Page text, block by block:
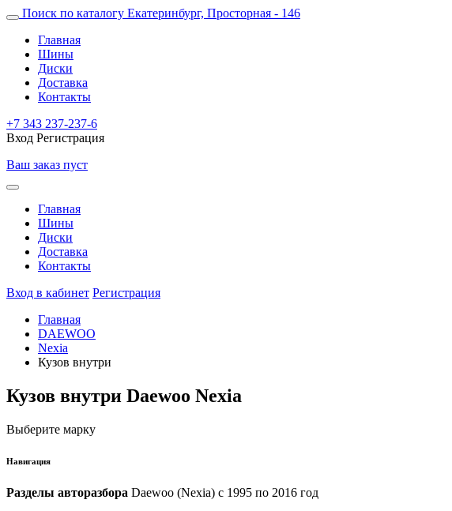
Поиск по каталогу Екатеринбург, Просторная - 146
Главная
Шины
Диски
Доставка
Контакты
+7 343 237-237-6
Вход Регистрация
Ваш заказ пуст
Главная
Шины
Диски
Доставка
Контакты
Вход в кабинет Регистрация
Главная
DAEWOO
Nexia
Кузов внутри
Кузов внутри Daewoo Nexia
Выберите марку
Навигация
Разделы авторазбора Daewoo (Nexia) с 1995 по 2016 год